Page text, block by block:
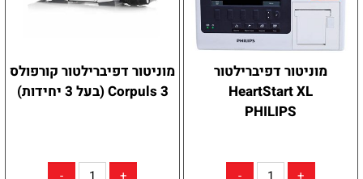
מוניטור דפיברילטור
HeartStart XL
PHILIPS
מוניטור דפיברילטור קורפולס
Corpuls 3 (בעל 3 יחידות)